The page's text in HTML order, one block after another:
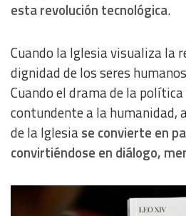
esta revolución tecnológica.
Cuando la Iglesia visualiza la
dignidad de los seres
Cuando el drama de la
contundente a la humanidad,
de la Iglesiase convierte en
convirtiéndose en diálogo,